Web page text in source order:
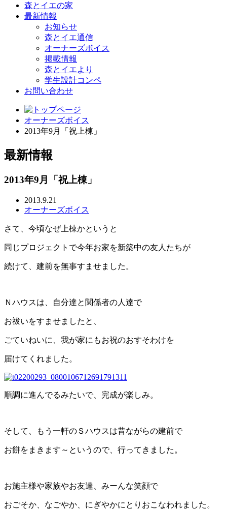
森とイエの家
最新情報
お知らせ
森とイエ通信
オーナーズボイス
掲載情報
森とイエより
学生設計コンペ
お問い合わせ
オーナーズボイス
2013年9月「祝上棟」
最新情報
2013年9月「祝上棟」
2013.9.21
オーナーズボイス
さて、今頃なぜ上棟かというと
同じプロジェクトで今年お家を新築中の友人たちが
続けて、建前を無事すませました。
Ｎハウスは、自分達と関係者の人達で
お祓いをすませましたと、
ごていねいに、我が家にもお祝のおすそわけを
届けてくれました。
順調に進んでるみたいで、完成が楽しみ。
そして、もう一軒のＳハウスは昔ながらの建前で
お餅をまきます～というので、行ってきました。
お施主様や家族やお友達、みーんな笑顔で
おごそか、なごやか、にぎやかにとりおこなわれました。